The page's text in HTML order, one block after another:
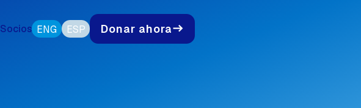
Socios ENG ESP Donar ahoraeast